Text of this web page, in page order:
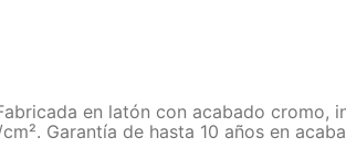
en latón con acabado cromo,
Garantía de hasta 10 años en